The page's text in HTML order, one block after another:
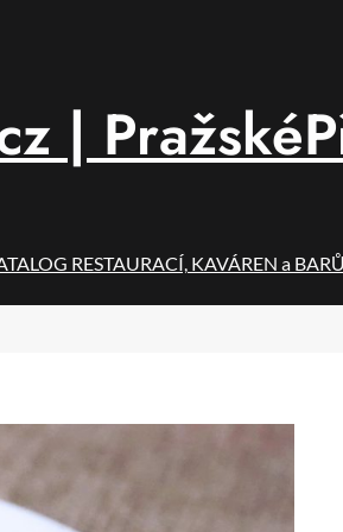
|
RESTAURACÍ, KAVÁREN a BARŮ